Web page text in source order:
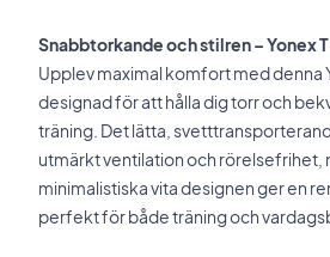
Snabbtorkande och stilren – Yonex
Upplev maximal komfort med denna
designad för att hålla dig torr och
träning. Det lätta,
utmärkt ventilation och rörelsefrihet,
minimalistiska vita designen ger en
perfekt för både träning och